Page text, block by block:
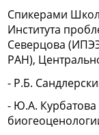
Спикерами
Института
Северцова
РАН),
- Р.Б.
- Ю.А.